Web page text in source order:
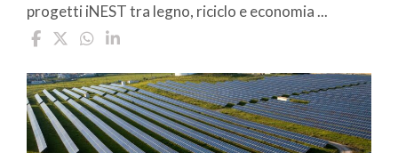
progetti iNEST tra legno, riciclo e economia ...